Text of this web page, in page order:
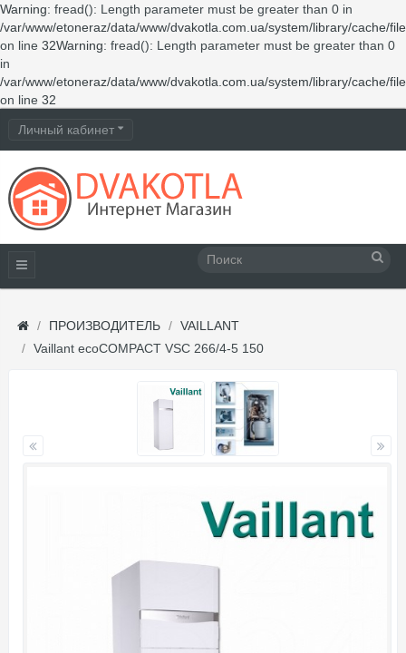
Warning: fread(): Length parameter must be greater than 0 in
/var/www/etoneraz/data/www/dvakotla.com.ua/system/library/cache/
on line 32Warning: fread(): Length parameter must be greater than 0
in
/var/www/etoneraz/data/www/dvakotla.com.ua/system/library/cache/
on line 32
Личный кабинет
ПРОИЗВОДИТЕЛЬ
VAILLANT
Vaillant ecoCOMPACT VSC 266/4-5 150